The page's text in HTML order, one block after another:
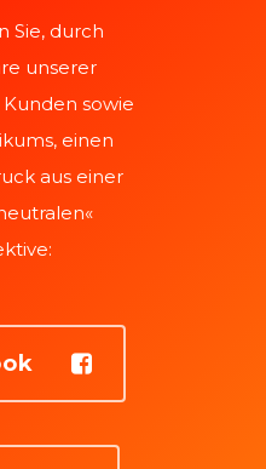
Sie, durch
unserer
sowie
einen
aus einer